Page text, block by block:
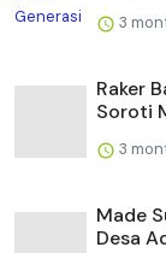
3
Raker
Soroti
3
Made
Desa